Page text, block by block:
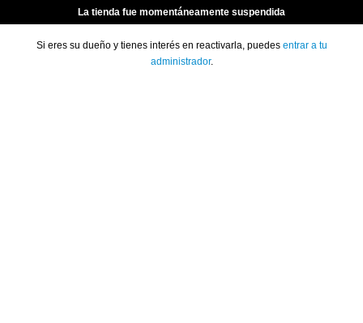
La tienda fue momentáneamente suspendida
Si eres su dueño y tienes interés en reactivarla, puedes entrar a tu
administrador.